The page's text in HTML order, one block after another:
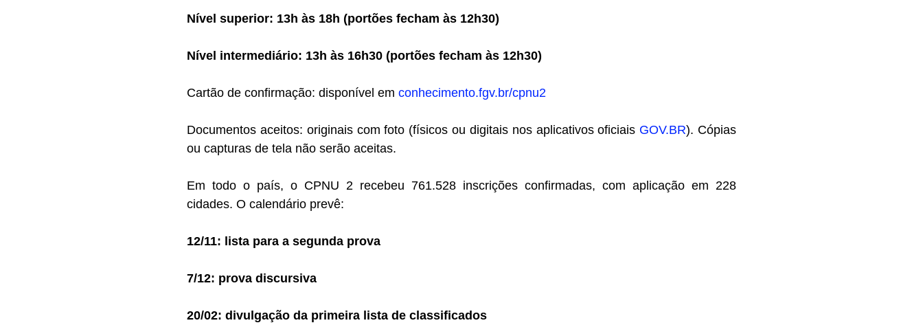
Nível superior: 13h às 18h (portões fecham às 12h30)
Nível intermediário: 13h às 16h30 (portões fecham às 12h30)
Cartão de confirmação: disponível em conhecimento.fgv.br/cpnu2
Documentos aceitos: originais com foto (físicos ou digitais nos aplicativos oficiais GOV.BR). Cópias
ou capturas de tela não serão aceitas.
Em todo o país, o CPNU 2 recebeu 761.528 inscrições confirmadas, com aplicação em 228
cidades. O calendário prevê:
12/11: lista para a segunda prova
7/12: prova discursiva
20/02: divulgação da primeira lista de classificados